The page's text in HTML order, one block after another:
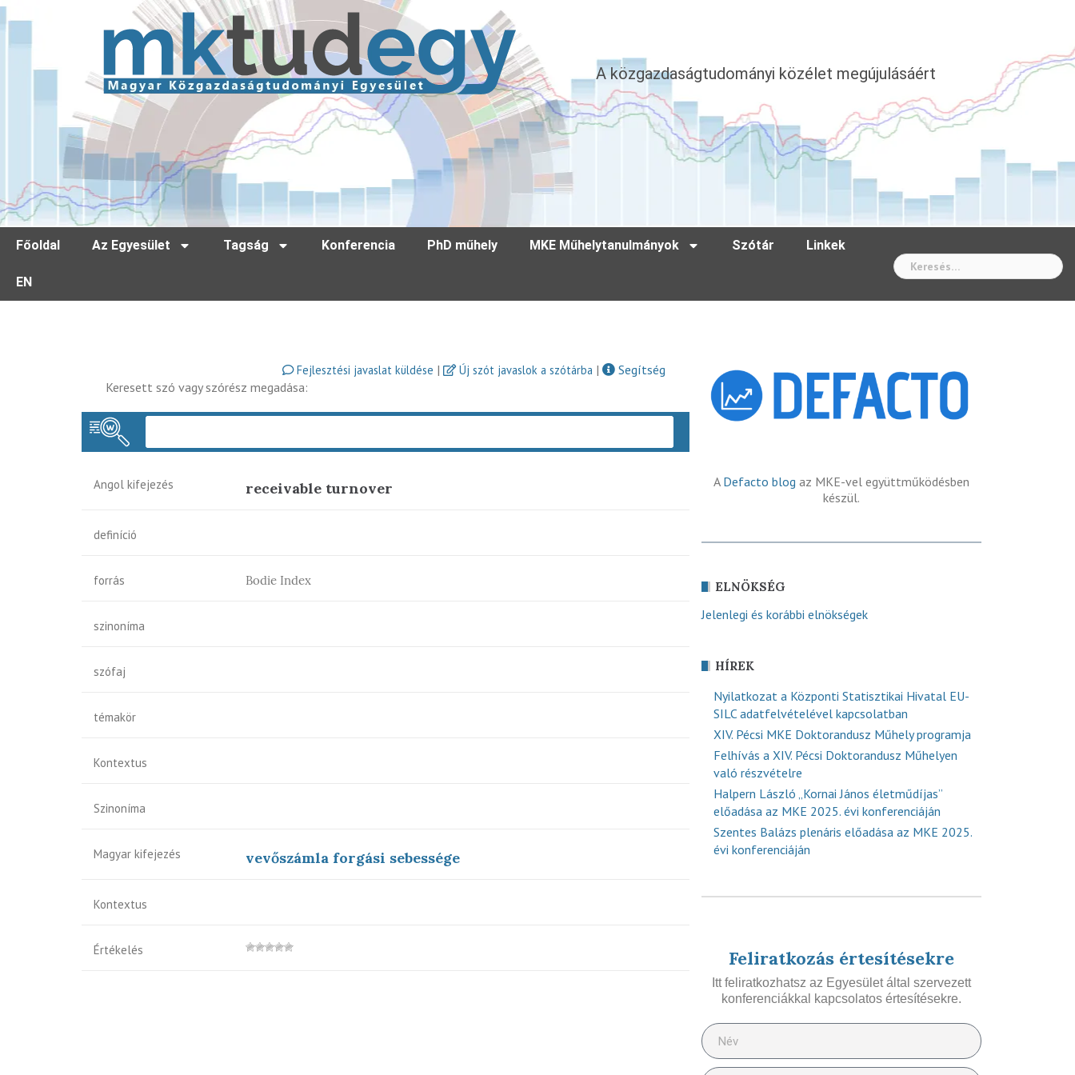
A közgazdaságtudományi közélet megújulásáért
Főoldal Az Egyesület Tagság Konferencia PhD műhely MKE Műhelytanulmányok Szótár Linkek
EN
Fejlesztési javaslat küldése | Új szót javaslok a szótárba |
Segítség
Keresett szó vagy szórész megadása:
Angol kifejezés receivable turnover
definíció
forrás Bodie Index
szinoníma
szófaj
témakör
Kontextus
Szinoníma
Magyar kifejezés vevőszámla forgási sebessége
Kontextus
Értékelés
A Defacto blog az MKE-vel együttműködésben
készül.
ELNÖKSÉG
Jelenlegi és korábbi elnökségek
HÍREK
Nyilatkozat a Központi Statisztikai Hivatal EU-
SILC adatfelvételével kapcsolatban
XIV. Pécsi MKE Doktorandusz Műhely programja
Felhívás a XIV. Pécsi Doktorandusz Műhelyen
való részvételre
Halpern László „Kornai János életműdíjas”
előadása az MKE 2025. évi konferenciáján
Szentes Balázs plenáris előadása az MKE 2025.
évi konferenciáján
Feliratkozás értesítésekre
Itt feliratkozhatsz az Egyesület által szervezett
konferenciákkal kapcsolatos értesítésekre.